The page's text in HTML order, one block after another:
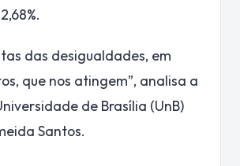
das desigualdades, em
que nos atingem”, analisa a
de Brasília (UnB)
Santos.